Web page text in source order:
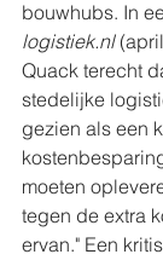
bouwhubs. In
logistiek.nl
Quack terecht
stedelijke
gezien als een
moeten
tegen de extra
ervan." Een